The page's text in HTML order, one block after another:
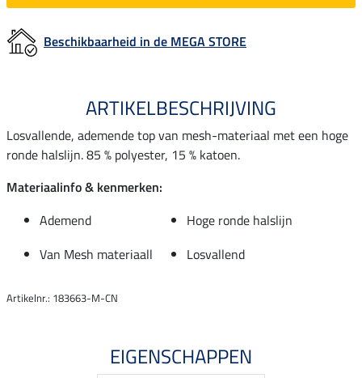
Beschikbaarheid in de MEGA STORE
ARTIKELBESCHRIJVING
Losvallende, ademende top van mesh-materiaal met een hoge
ronde halslijn. 85 % polyester, 15 % katoen.
Materiaalinfo & kenmerken:
Ademend
Hoge ronde halslijn
Van Mesh materiaall
Losvallend
Artikelnr.: 183663-M-CN
EIGENSCHAPPEN